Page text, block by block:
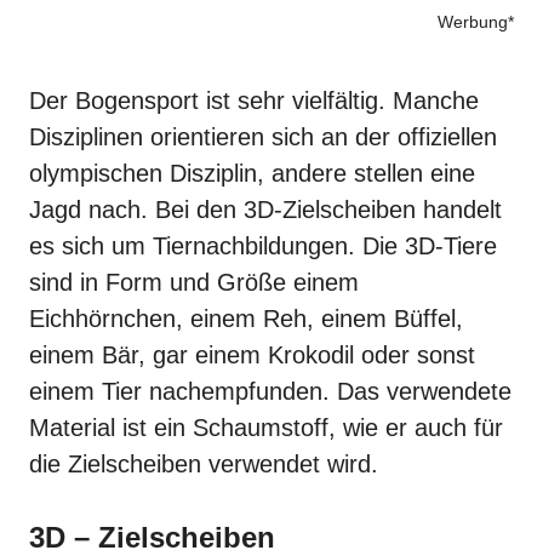
Werbung*
Der Bogensport ist sehr vielfältig. Manche
Disziplinen orientieren sich an der offiziellen
olympischen Disziplin, andere stellen eine
Jagd nach. Bei den 3D-Zielscheiben handelt
es sich um Tiernachbildungen. Die 3D-Tiere
sind in Form und Größe einem
Eichhörnchen, einem Reh, einem Büffel,
einem Bär, gar einem Krokodil oder sonst
einem Tier nachempfunden. Das verwendete
Material ist ein Schaumstoff, wie er auch für
die Zielscheiben verwendet wird.
3D – Zielscheiben